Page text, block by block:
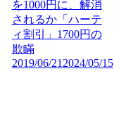
を1000円に、解消
されるか「ハーテ
ィ割引」1700円の
欺瞞
2019/06/21 2024/05/15